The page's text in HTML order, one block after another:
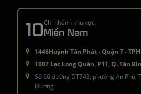
10Chi nhánh khu vực
Miền Nam
1448Huỳnh Tấn Phát - Quận 7 -
1007 Lạc Long Quân, P11, Q. Tân
Số 66 đường DT743, phường An Phú,
Dương